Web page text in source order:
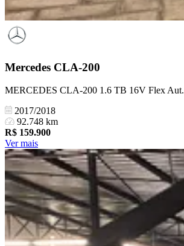
Mercedes CLA-200
MERCEDES CLA-200 1.6 TB 16V Flex Aut.
2017/2018
92.748 km
R$ 159.900
Ver mais